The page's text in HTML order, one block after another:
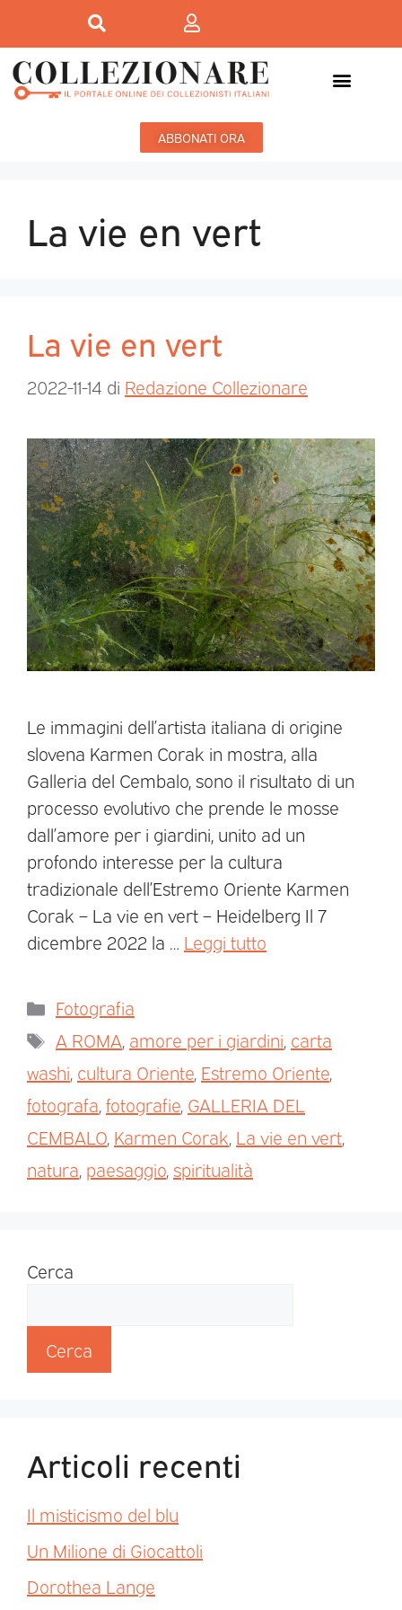
ABBONATI ORA
La vie en vert
La vie en vert
2022-11-14 di Redazione Collezionare
Le immagini dell’artista italiana di origine
slovena Karmen Corak in mostra, alla
Galleria del Cembalo, sono il risultato di un
processo evolutivo che prende le mosse
dall’amore per i giardini, unito ad un
profondo interesse per la cultura
tradizionale dell’Estremo Oriente Karmen
Corak – La vie en vert – Heidelberg Il 7
dicembre 2022 la … Leggi tutto
Fotografia
A ROMA amore per i giardini carta
washi cultura Oriente Estremo Oriente
fotografa fotografie GALLERIA DEL
CEMBALO Karmen Corak La vie en vert
natura paesaggio spiritualità
Cerca
Cerca
Articoli recenti
Il misticismo del blu
Un Milione di Giocattoli
Dorothea Lange